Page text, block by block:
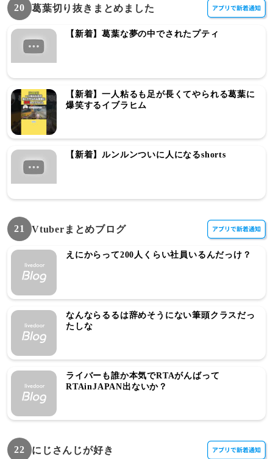
20 葛葉切り抜きまとめました
【新着】葛葉な夢の中でされたプティ
【新着】一人粘るも足が長くてやられる葛葉に
爆笑するイブラヒム
【新着】ルンルンついに人になるshorts
21 Vtuberまとめブログ
えにからって200人くらい社員いるんだっけ？
なんならるるは辞めそうにない筆頭クラスだっ
たしな
ライバーも誰か本気でRTAがんばって
RTAinJAPAN出ないか？
22 にじさんじが好き